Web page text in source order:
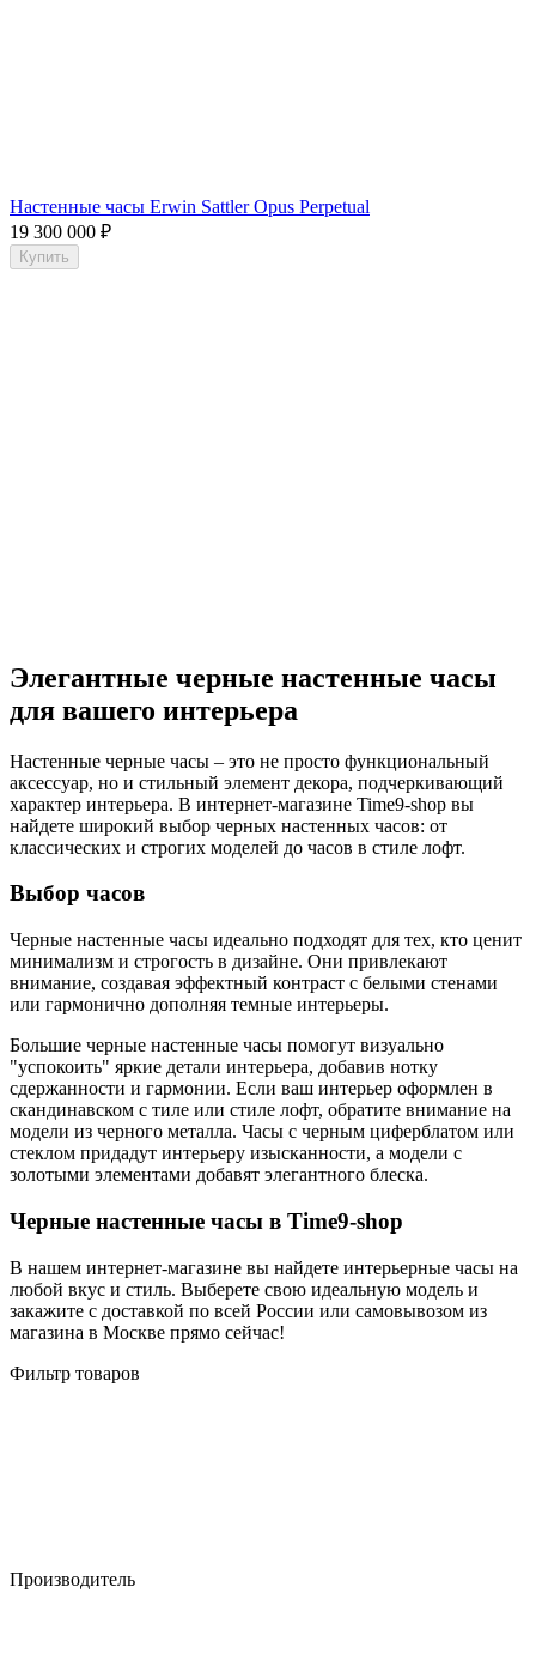
Настенные часы Erwin Sattler Opus Perpetual
19 300 000 ₽
Купить
Элегантные черные настенные часы
для вашего интерьера
Настенные черные часы – это не просто функциональный
аксессуар, но и стильный элемент декора, подчеркивающий
характер интерьера. В интернет-магазине Time9-shop вы
найдете широкий выбор черных настенных часов: от
классических и строгих моделей до часов в стиле лофт.
Выбор часов
Черные настенные часы идеально подходят для тех, кто ценит
минимализм и строгость в дизайне. Они привлекают
внимание, создавая эффектный контраст с белыми стенами
или гармонично дополняя темные интерьеры.
Большие черные настенные часы помогут визуально
"успокоить" яркие детали интерьера, добавив нотку
сдержанности и гармонии. Если ваш интерьер оформлен в
скандинавском с тиле или стиле лофт, обратите внимание на
модели из черного металла. Часы с черным циферблатом или
стеклом придадут интерьеру изысканности, а модели с
золотыми элементами добавят элегантного блеска.
Черные настенные часы в Time9-shop
В нашем интернет-магазине вы найдете интерьерные часы на
любой вкус и стиль. Выберете свою идеальную модель и
закажите с доставкой по всей России или самовывозом из
магазина в Москве прямо сейчас!
Фильтр товаров
Производитель